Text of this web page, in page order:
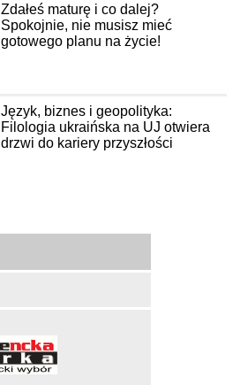
Zdałeś maturę i co dalej?
Spokojnie, nie musisz mieć
gotowego planu na życie!
Język, biznes i geopolityka:
Filologia ukraińska na UJ otwiera
drzwi do kariery przyszłości